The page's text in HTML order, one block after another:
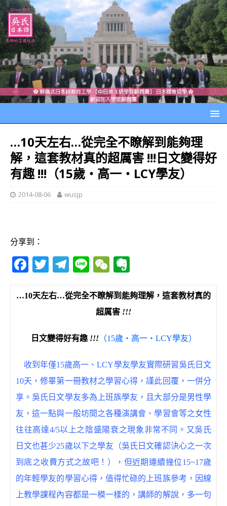
…10天左右…從完全不瞭解到能夠理
解，這套教材真的超厲害 !!!日文變得好
有趣 !!!（15歲‧高一‧LCY學友）
2014-08-06 wusjp
分享到：
F
c
b
o
o
k
T
it
r
T
e
ra
m
Li
e
W
C
h
at
e
r
n
o
te
…10天左右…從完全不瞭解到能夠理解，這套教材真的
超厲害 !!!
日文變得好有趣 !!!（15歲‧高一‧LCY學友）
收到年僅15歲高一、LCY學友學友實際研習吳氏日文
10天，修畢第一冊教材之學習心得，謹此回覆，一併分
享。吳氏日文學友多為上班族學友，且大部分是男性學
友，這一點與一般坊間之各種演講會、學習會等之女性
往往高達4/5以上之陰盛陽衰之現象非常不同。又吳氏
日文也甚少25歲以下之學友（吳氏日文確認決心之一次
到底之收費方式之故吧！），但近期連續幾位15~17歲
的年輕學友的學習心得，值得忙碌的上班族參考，因線
上教學課程內容都是一模一樣的，講師的解說，多一句